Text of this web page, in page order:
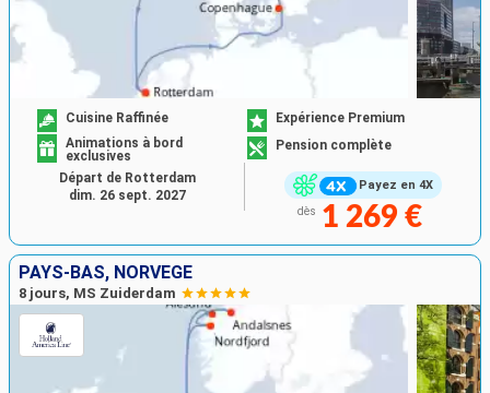
Payez en 4X
Cuisine Raffinée
Expérience Premium
Animations à bord
exclusives
Pension complète
dès 1 269 €
Départ de Rotterdam
dim. 26 sept. 2027
PAYS-BAS, NORVÈGE
8 jours, MS Zuiderdam